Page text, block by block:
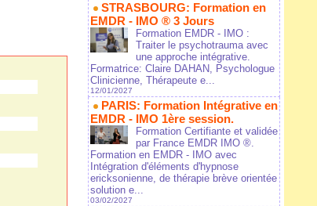
STRASBOURG: Formation en
EMDR - IMO ® 3 Jours
Formation EMDR - IMO :
Traiter le psychotrauma avec
une approche intégrative.
Formatrice: Claire DAHAN, Psychologue
Clinicienne, Thérapeute e...
12/01/2027
PARIS: Formation Intégrative en
EMDR - IMO 1ère session.
Formation Certifiante et validée
par France EMDR IMO ®.
Formation en EMDR - IMO avec
Intégration d'éléments d'hypnose
ericksonienne, de thérapie brève orientée
solution e...
03/02/2027